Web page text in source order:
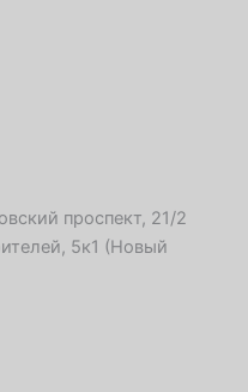
проспект, 21/2
5к1 (Новый